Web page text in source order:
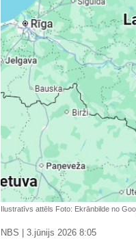
Ilustratīvs attēls Foto: Ekrānbilde no
NBS | 3.jūnijs 2026 8:05